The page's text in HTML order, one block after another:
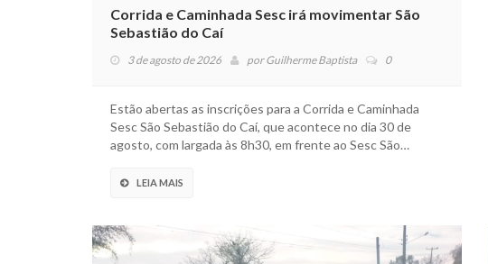
Corrida e Caminhada Sesc irá movimentar São
Sebastião do Caí
3 de agosto de 2026 porGuilherme Baptista 0
Estão abertas as inscrições para a Corrida e Caminhada
Sesc São Sebastião do Caí, que acontece no dia 30 de
agosto, com largada às 8h30, em frente ao Sesc São…
LEIA MAIS